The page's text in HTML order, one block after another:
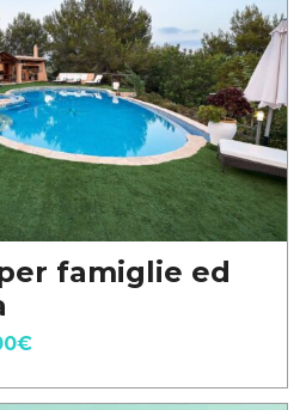
famiglie ed